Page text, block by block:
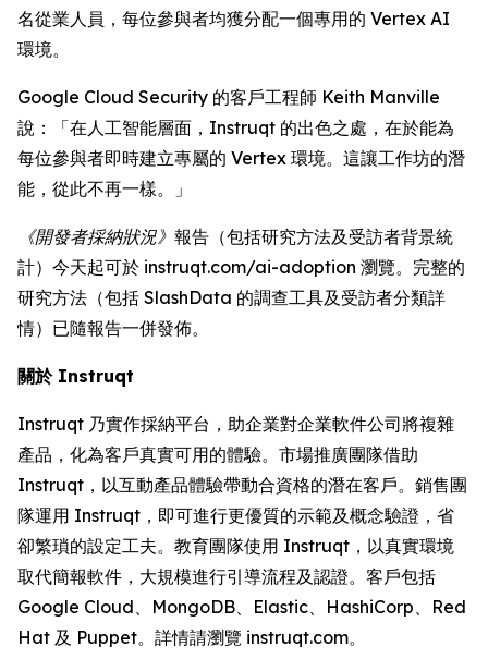
名從業人員，每位參與者均獲分配一個專用的 Vertex AI
環境。
Google Cloud Security 的客戶工程師 Keith Manville
說：「在人工智能層面，Instruqt 的出色之處，在於能為
每位參與者即時建立專屬的 Vertex 環境。這讓工作坊的潛
能，從此不再一樣。」
《開發者採納狀況》 報告（包括研究方法及受訪者背景統
計）今天起可於 instruqt.com/ai-adoption 瀏覽。完整的
研究方法（包括 SlashData 的調查工具及受訪者分類詳
情）已隨報告一併發佈。
關於 Instruqt
Instruqt 乃實作採納平台，助企業對企業軟件公司將複雜
產品，化為客戶真實可用的體驗。市場推廣團隊借助
Instruqt，以互動產品體驗帶動合資格的潛在客戶。銷售團
隊運用 Instruqt，即可進行更優質的示範及概念驗證，省
卻繁瑣的設定工夫。教育團隊使用 Instruqt，以真實環境
取代簡報軟件，大規模進行引導流程及認證。客戶包括
Google Cloud、MongoDB、Elastic、HashiCorp、Red
Hat 及 Puppet。詳情請瀏覽 instruqt.com。